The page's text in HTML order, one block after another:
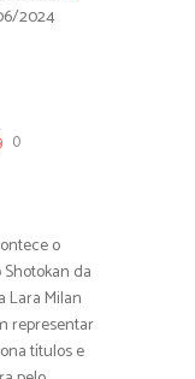
2024
0
o
da
Lara Milan
representar
títulos e